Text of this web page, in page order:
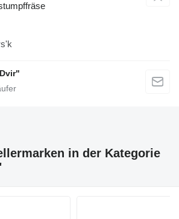
in der Kategorie